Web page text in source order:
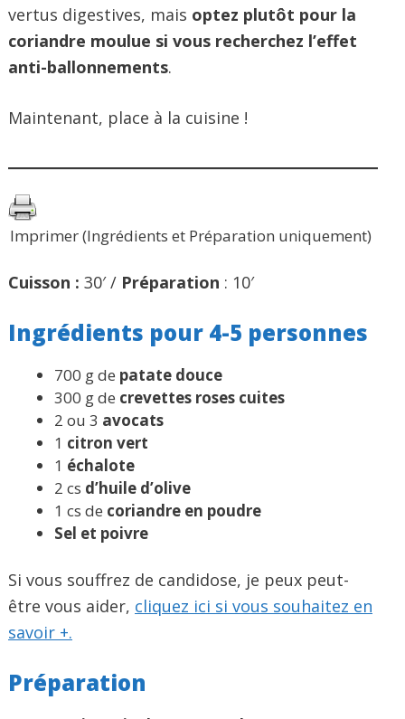
vertus digestives, mais optez plutôt pour la
coriandre moulue si vous recherchez l’effet
anti-ballonnements.
Maintenant, place à la cuisine !
Imprimer (Ingrédients et Préparation uniquement)
Cuisson : 30′ / Préparation : 10′
Ingrédients pour 4-5 personnes
700 g de patate douce
300 g de crevettes roses cuites
2 ou 3 avocats
1 citron vert
1 échalote
2 cs d’huile d’olive
1 cs de coriandre en poudre
Sel et poivre
Si vous souffrez de candidose, je peux peut-
être vous aider, cliquez ici si vous souhaitez en
savoir +.
Préparation